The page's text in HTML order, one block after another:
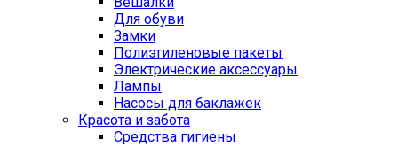
Для обуви
Замки
Полиэтиленовые пакеты
Электрические аксессуары
Лампы
Насосы для баклажек
Красота и забота
Средства гигиены